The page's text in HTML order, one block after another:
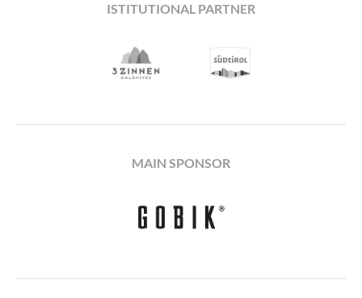
ISTITUTIONAL PARTNER
MAIN SPONSOR